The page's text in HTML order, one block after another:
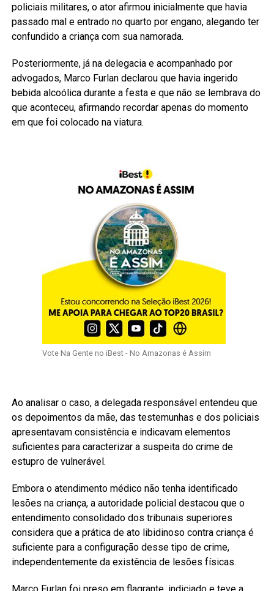
policiais militares, o ator afirmou inicialmente que havia
passado mal e entrado no quarto por engano, alegando ter
confundido a criança com sua namorada.
Posteriormente, já na delegacia e acompanhado por
advogados, Marco Furlan declarou que havia ingerido
bebida alcoólica durante a festa e que não se lembrava do
que aconteceu, afirmando recordar apenas do momento
em que foi colocado na viatura.
Vote Na Gente no iBest - No Amazonas é Assim
Ao analisar o caso, a delegada responsável entendeu que
os depoimentos da mãe, das testemunhas e dos policiais
apresentavam consistência e indicavam elementos
suficientes para caracterizar a suspeita do crime de
estupro de vulnerável.
Embora o atendimento médico não tenha identificado
lesões na criança, a autoridade policial destacou que o
entendimento consolidado dos tribunais superiores
considera que a prática de ato libidinoso contra criança é
suficiente para a configuração desse tipo de crime,
independentemente da existência de lesões físicas.